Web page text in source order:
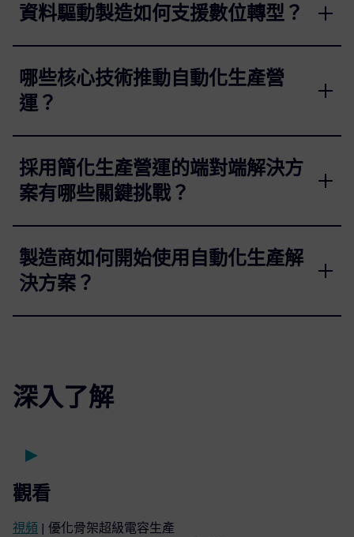
資料驅動製造如何支援數位轉型？
哪些核心技術推動自動化生產營
運？
採用簡化生產營運的端對端解決方
案有哪些關鍵挑戰？
製造商如何開始使用自動化生產解
決方案？
深入了解
觀看
視頻 | 優化骨架超級電容生產